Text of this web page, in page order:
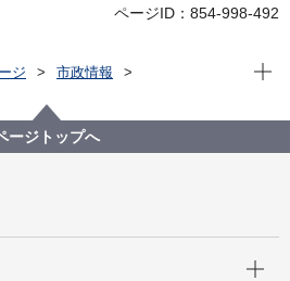
ページID：854-998-492
ジ
市政情報
記者発表 2024年度
ォーラムを開催します～12月は「い
」～
現在
ージトップへ